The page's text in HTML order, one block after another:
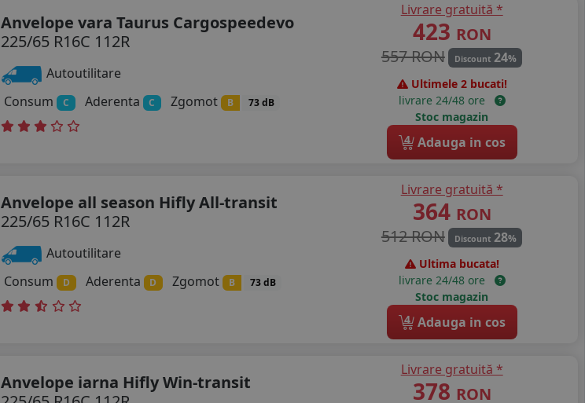
Anvelope vara Taurus Cargospeedevo
225/65 R16C 112R
Autoutilitare
Consum
C Aderenta C Zgomot B 73 dB
Livrare gratuită *
423 RON
557 RON
Discount 24%
Ultimele 2 bucati!
livrare 24/48 ore
Stoc magazin
4 Adauga in cos
Anvelope all season Hifly All-transit
225/65 R16C 112R
Autoutilitare
Consum
D Aderenta D Zgomot B 73 dB
Livrare gratuită *
364 RON
512 RON
Discount 28%
Ultima bucata!
livrare 24/48 ore
Stoc magazin
4 Adauga in cos
Anvelope iarna Hifly Win-transit
Livrare gratuită *
378 RON